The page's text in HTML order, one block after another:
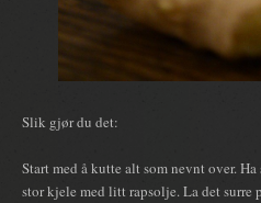
Slik gjør du det:
Start med å kutte alt som nevnt over.
stor kjele med litt rapsolje. La det